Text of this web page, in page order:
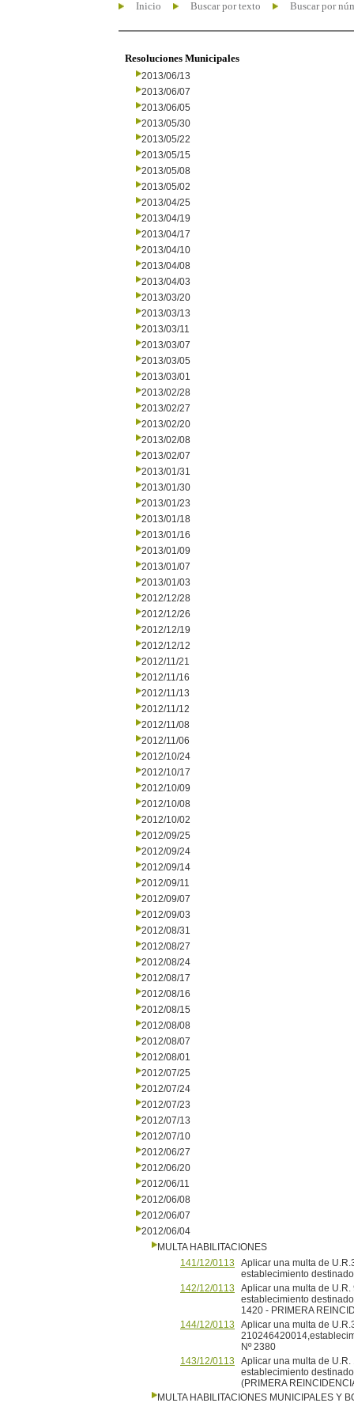
Inicio Buscar por texto Buscar por
Resoluciones Municipales
2013/06/13
2013/06/07
2013/06/05
2013/05/30
2013/05/22
2013/05/15
2013/05/08
2013/05/02
2013/04/25
2013/04/19
2013/04/17
2013/04/10
2013/04/08
2013/04/03
2013/03/20
2013/03/13
2013/03/11
2013/03/07
2013/03/05
2013/03/01
2013/02/28
2013/02/27
2013/02/20
2013/02/08
2013/02/07
2013/01/31
2013/01/30
2013/01/23
2013/01/18
2013/01/16
2013/01/09
2013/01/07
2013/01/03
2012/12/28
2012/12/26
2012/12/19
2012/12/12
2012/11/21
2012/11/16
2012/11/13
2012/11/12
2012/11/08
2012/11/06
2012/10/24
2012/10/17
2012/10/09
2012/10/08
2012/10/02
2012/09/25
2012/09/24
2012/09/14
2012/09/11
2012/09/07
2012/09/03
2012/08/31
2012/08/27
2012/08/24
2012/08/17
2012/08/16
2012/08/15
2012/08/08
2012/08/07
2012/08/01
2012/07/25
2012/07/24
2012/07/23
2012/07/13
2012/07/10
2012/06/27
2012/06/20
2012/06/11
2012/06/08
2012/06/07
2012/06/04
MULTA HABILITACIONES
141/12/0113
Aplicar una multa de
establecimiento
142/12/0113
Aplicar una multa de
establecimiento
1420 - PRIMERA
144/12/0113
Aplicar una multa de
Nº 2380
143/12/0113
Aplicar una multa de U.R.
establecimiento
(PRIMERA
MULTA HABILITACIONES MUNICIPALES Y